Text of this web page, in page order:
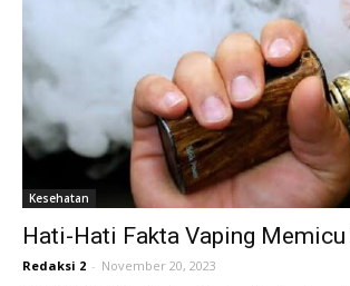
Kesehatan
Hati-Hati Fakta Vaping Memicu
Redaksi 2 - November 20, 2023